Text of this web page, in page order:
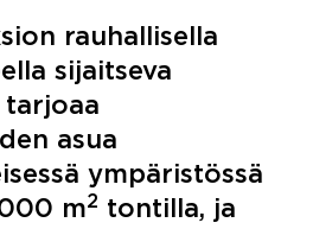
rauhallisella
sijaitseva
asua
ympäristössä
m2 tontilla, ja